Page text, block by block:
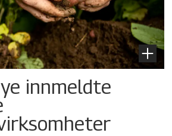
innmeldte